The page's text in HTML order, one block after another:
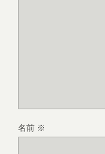
名前 ※